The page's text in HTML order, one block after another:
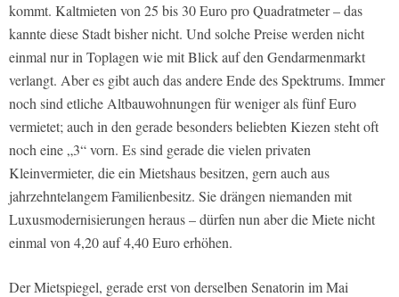
kommt. Kaltmieten von 25 bis 30 Euro pro Quadratmeter – das
kannte diese Stadt bisher nicht. Und solche Preise werden nicht
einmal nur in Toplagen wie mit Blick auf den Gendarmenmarkt
verlangt. Aber es gibt auch das andere Ende des Spektrums. Immer
noch sind etliche Altbauwohnungen für weniger als fünf Euro
vermietet; auch in den gerade besonders beliebten Kiezen steht oft
noch eine „3“ vorn. Es sind gerade die vielen privaten
Kleinvermieter, die ein Mietshaus besitzen, gern auch aus
jahrzehntelangem Familienbesitz. Sie drängen niemanden mit
Luxusmodernisierungen heraus – dürfen nun aber die Miete nicht
einmal von 4,20 auf 4,40 Euro erhöhen.
Der Mietspiegel, gerade erst von derselben Senatorin im Mai